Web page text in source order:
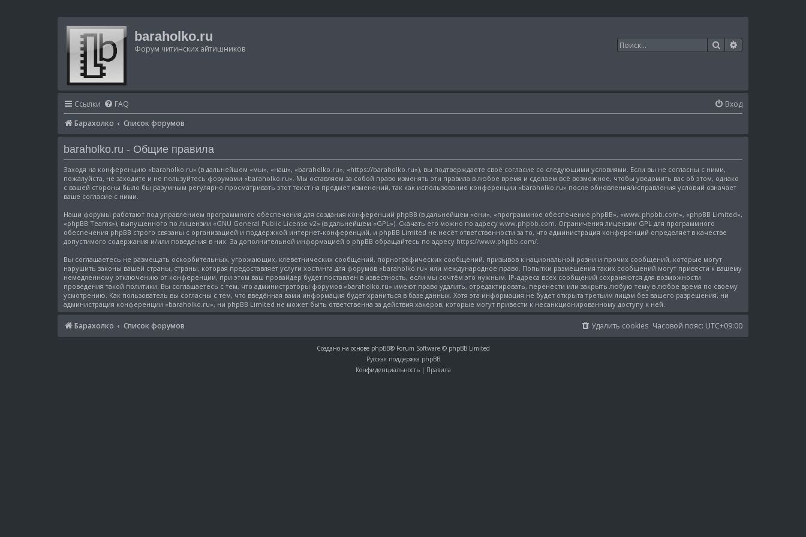
baraholko.ru
Форум читинских айтишников Поиск
Ссылки FAQ
Вход
Барахолко
Список форумов
baraholko.ru - Общие правила
Заходя на конференцию «baraholko.ru» (в дальнейшем «мы», «наш», «baraholko.ru», «https://baraholko.ru»), вы подтверждаете своё согласие со следующими условиями. Если вы не согласны с ними,
пожалуйста, не заходите и не пользуйтесь форумами «baraholko.ru». Мы оставляем за собой право изменять эти правила в любое время и сделаем всё возможное, чтобы уведомить вас об этом, однако
с вашей стороны было бы разумным регулярно просматривать этот текст на предмет изменений, так как использование конференции «baraholko.ru» после обновления/исправления условий означает
ваше согласие с ними.
Наши форумы работают под управлением программного обеспечения для создания конференций phpBB (в дальнейшем «они», «программное обеспечение phpBB», «www.phpbb.com», «phpBB Limited»,
«phpBB Teams»), выпущенного по лицензии «GNU General Public License v2» (в дальнейшем «GPL»). Скачать его можно по адресу www.phpbb.com. Ограничения лицензии GPL для программного
обеспечения phpBB строго связаны с организацией и поддержкой интернет-конференций, и phpBB Limited не несёт ответственности за то, что администрация конференций определяет в качестве
допустимого содержания и/или поведения в них. За дополнительной информацией о phpBB обращайтесь по адресу https://www.phpbb.com/.
Вы соглашаетесь не размещать оскорбительных, угрожающих, клеветнических сообщений, порнографических сообщений, призывов к национальной розни и прочих сообщений, которые могут
нарушить законы вашей страны, страны, которая предоставляет услуги хостинга для форумов «baraholko.ru» или международное право. Попытки размещения таких сообщений могут привести к вашему
немедленному отключению от конференции, при этом ваш провайдер будет поставлен в известность, если мы сочтём это нужным. IP-адреса всех сообщений сохраняются для возможности
проведения такой политики. Вы соглашаетесь с тем, что администраторы форумов «baraholko.ru» имеют право удалить, отредактировать, перенести или закрыть любую тему в любое время по своему
усмотрению. Как пользователь вы согласны с тем, что введённая вами информация будет храниться в базе данных. Хотя эта информация не будет открыта третьим лицам без вашего разрешения, ни
администрация конференции «baraholko.ru», ни phpBB Limited не может быть ответственна за действия хакеров, которые могут привести к несанкционированному доступу к ней.
Барахолко Список форумов Часовой пояс: UTC+09:00
Удалить cookies
Создано на основе phpBB® Forum Software © phpBB Limited
Русская поддержка phpBB
Конфиденциальность| Правила